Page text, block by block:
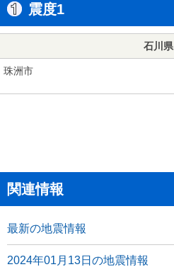
震度1
石川県
珠洲市
関連情報
最新の地震情報
2024年01月13日の地震情報